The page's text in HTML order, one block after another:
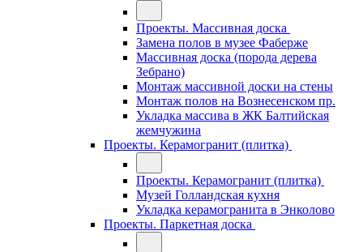
Проекты. Массивная доска
Замена полов в музее Фаберже
Массивная доска (порода дерева
Зебрано)
Монтаж массивной доски на стены
Монтаж полов на Вознесенском пр.
Укладка массива в ЖК Балтийская
жемчужина
Проекты. Керамогранит (плитка)
Проекты. Керамогранит (плитка)
Музей Голландская кухня
Укладка керамогранита в Энколово
Проекты. Паркетная доска